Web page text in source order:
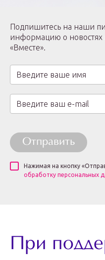
Подпишитесь на наши
информацию о новостях
«Вместе».
Отправить
Нажимая на кнопку
обработку персональных
При